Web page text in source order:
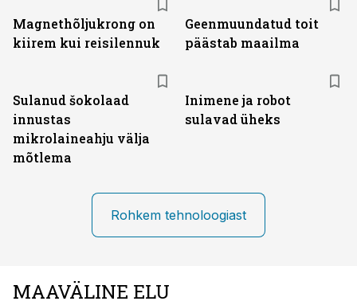
Magnethõljukrong on
kiirem kui reisilennuk
Geenmuundatud toit
päästab maailma
Sulanud šokolaad
innustas
mikrolaineahju välja
mõtlema
Inimene ja robot
sulavad üheks
Rohkem tehnoloogiast
MAAVÄLINE ELU